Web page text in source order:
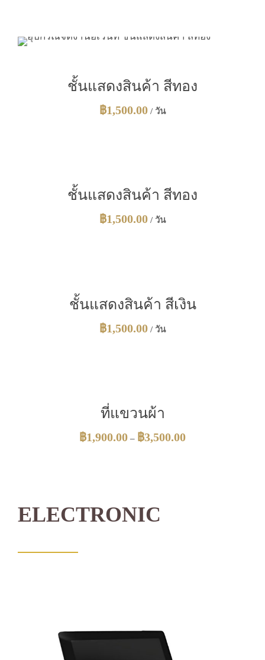
ชั้นแสดงสินค้า สีทอง
฿1,500.00 / วัน
ชั้นแสดงสินค้า สีทอง
฿1,500.00 / วัน
ชั้นแสดงสินค้า สีเงิน
฿1,500.00 / วัน
ที่แขวนผ้า
฿1,900.00 – ฿3,500.00
ELECTRONIC